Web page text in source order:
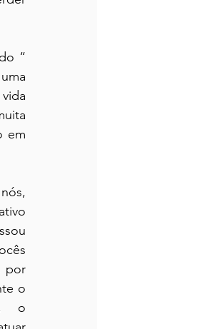
“
em
por
o
o